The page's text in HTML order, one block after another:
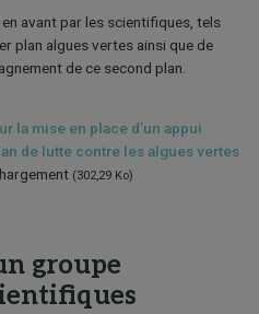
avant par les scientifiques, tels
plan algues vertes ainsi que de
de ce second plan.
la mise en place d’un appui
de lutte contre les algues vertes
(302,29 Ko)
groupe